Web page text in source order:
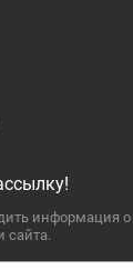
информация
сайта.